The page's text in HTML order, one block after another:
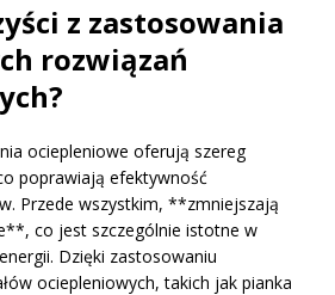
z zastosowania
rozwiązań
ociepleniowe oferują szereg
poprawiają efektywność
Przede wszystkim, **zmniejszają
co jest szczególnie istotne w
Dzięki zastosowaniu
ociepleniowych, takich jak pianka